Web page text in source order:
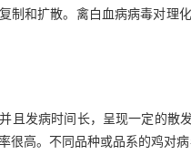
制和扩散。禽白血病病毒对理
且发病时间长，呈现一定的散
很高。不同品种或品系的鸡对